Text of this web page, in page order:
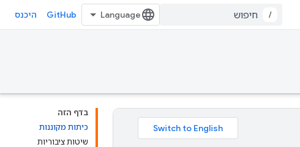
/
GitHub היכנס
בדף הזה
כיתות מקוננות
שיטות ציבוריות